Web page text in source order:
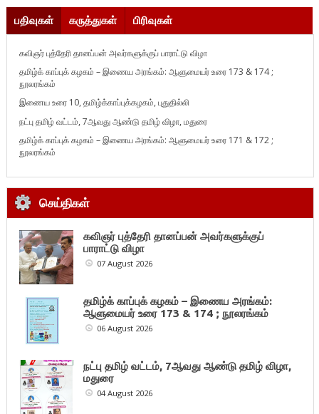
பதிவுகள் கருத்துகள் பிரிவுகள்
கவிஞர் புத்தேரி தானப்பன் அவர்களுக்குப் பாராட்டு விழா
தமிழ்க் காப்புக் கழகம் – இணைய அரங்கம்: ஆளுமையர் உரை 173 & 174 ;
நூலரங்கம்
இணைய உரை 10, தமிழ்க்காப்புக்கழகம், புதுதில்லி
நட்பு தமிழ் வட்டம், 7ஆவது ஆண்டு தமிழ் விழா, மதுரை
தமிழ்க் காப்புக் கழகம் – இணைய அரங்கம்: ஆளுமையர் உரை 171 & 172 ;
நூலரங்கம்
செய்திகள்
கவிஞர் புத்தேரி தானப்பன் அவர்களுக்குப்
பாராட்டு விழா
07 August 2026
தமிழ்க் காப்புக் கழகம் – இணைய அரங்கம்:
ஆளுமையர் உரை 173 & 174 ; நூலரங்கம்
06 August 2026
நட்பு தமிழ் வட்டம், 7ஆவது ஆண்டு தமிழ் விழா,
மதுரை
04 August 2026